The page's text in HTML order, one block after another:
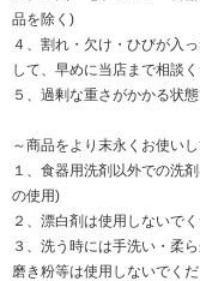
品を除く)
４、割れ・欠け・ひびが入
して、早めに当店まで相談く
５、過剰な重さがかかる状
～商品をより末永くお使い
１、食器用洗剤以外での洗
の使用)
２、漂白剤は使用しないでく
３、洗う時には手洗い・柔
磨き粉等は使用しないでくだ